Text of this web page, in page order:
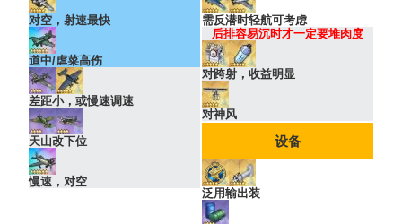
对空，射速最快
道中/虐菜高伤
差距小，或慢速调速
天山改下位
慢速，对空
需反潜时轻航可考虑
后排容易沉时才一定要堆肉度
对跨射，收益明显
对神风
设备
泛用输出装